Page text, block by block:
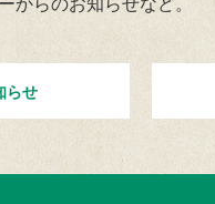
らせ